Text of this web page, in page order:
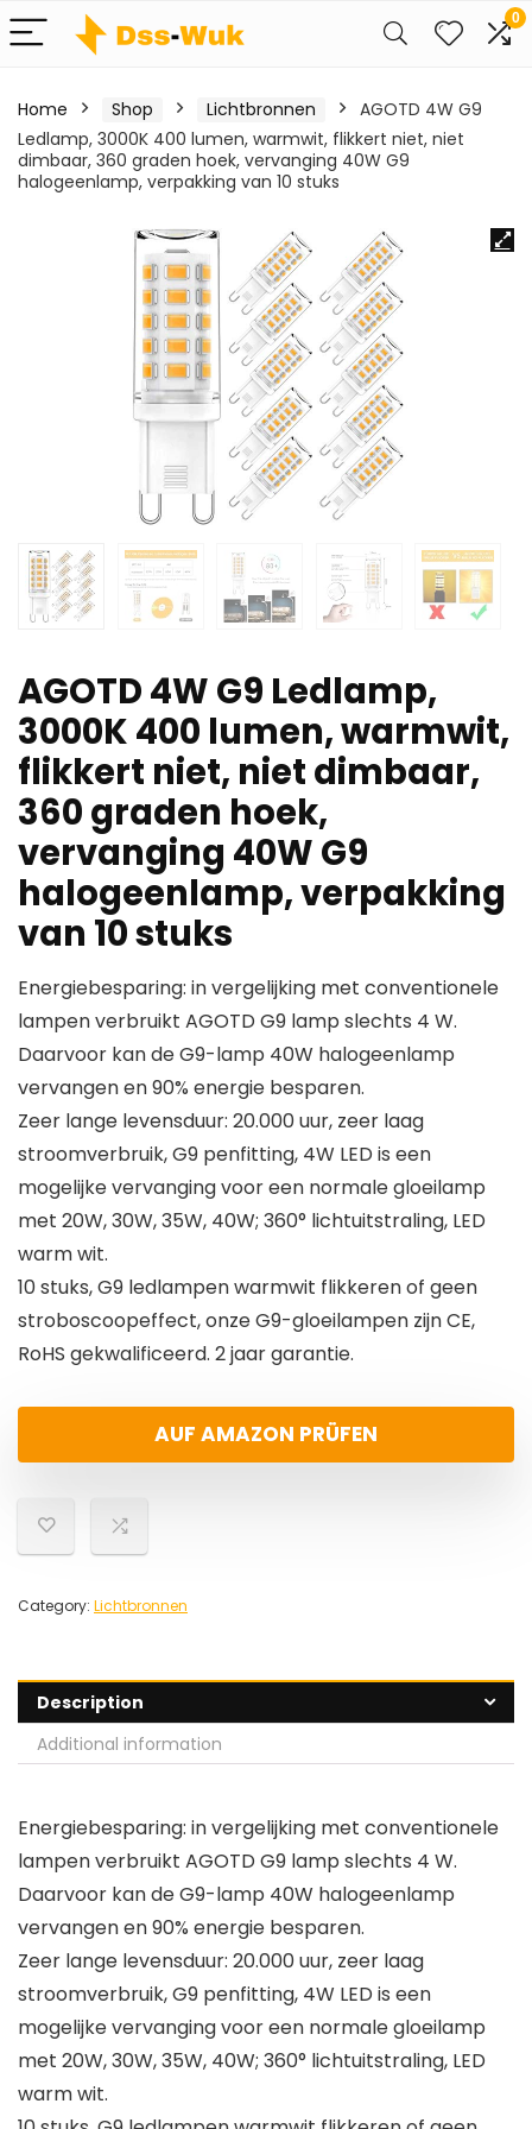
0
Home Shop Lichtbronnen
AGOTD 4W G9
Ledlamp, 3000K 400 lumen, warmwit, flikkert niet, niet
dimbaar, 360 graden hoek, vervanging 40W G9
halogeenlamp, verpakking van 10 stuks
AGOTD 4W G9 Ledlamp,
3000K 400 lumen, warmwit,
flikkert niet, niet dimbaar,
360 graden hoek,
vervanging 40W G9
halogeenlamp, verpakking
van 10 stuks
Energiebesparing: in vergelijking met conventionele
lampen verbruikt AGOTD G9 lamp slechts 4 W.
Daarvoor kan de G9-lamp 40W halogeenlamp
vervangen en 90% energie besparen.
Zeer lange levensduur: 20.000 uur, zeer laag
stroomverbruik, G9 penfitting, 4W LED is een
mogelijke vervanging voor een normale gloeilamp
met 20W, 30W, 35W, 40W; 360° lichtuitstraling, LED
warm wit.
10 stuks, G9 ledlampen warmwit flikkeren of geen
stroboscoopeffect, onze G9-gloeilampen zijn CE,
RoHS gekwalificeerd. 2 jaar garantie.
AUF AMAZON PRÜFEN
Category: Lichtbronnen
Description
Additional information
Energiebesparing: in vergelijking met conventionele
lampen verbruikt AGOTD G9 lamp slechts 4 W.
Daarvoor kan de G9-lamp 40W halogeenlamp
vervangen en 90% energie besparen.
Zeer lange levensduur: 20.000 uur, zeer laag
stroomverbruik, G9 penfitting, 4W LED is een
mogelijke vervanging voor een normale gloeilamp
met 20W, 30W, 35W, 40W; 360° lichtuitstraling, LED
warm wit.